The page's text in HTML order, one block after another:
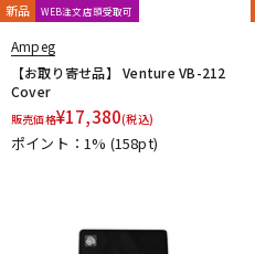
新品 WEB注文店頭受取可
Ampeg
【お取り寄せ品】 Venture VB-212
Cover
販売価格¥17,380(税込)
ポイント：1% (158pt)